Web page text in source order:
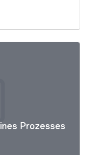
Prozesses